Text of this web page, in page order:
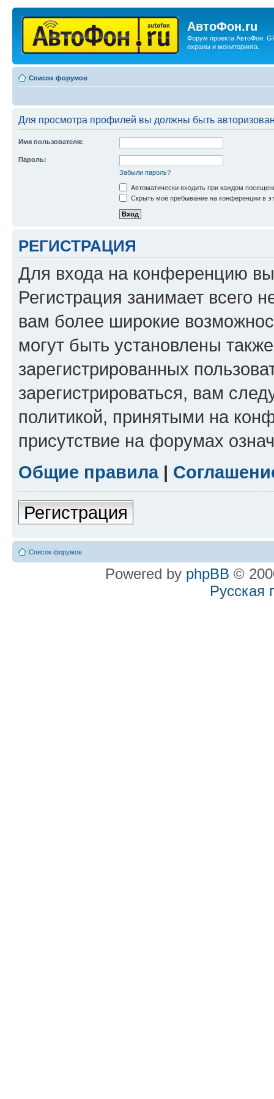
АвтоФон.ru
Форум проекта АвтоФон.
охраны и мониторинга.
Список форумов
Для просмотра профилей вы должны быть
Имя пользователя:
Пароль:
Забыли пароль?
Автоматически входить при каждом
Скрыть моё пребывание на конференции в
РЕГИСТРАЦИЯ
Для входа на конференцию
Регистрация занимает всего
вам более широкие
могут быть установлены
зарегистрированных
зарегистрироваться, вам
политикой, принятыми на
присутствие на форумах
Общие правила|
Регистрация
Список форумов
Powered by phpBB ©
Русская